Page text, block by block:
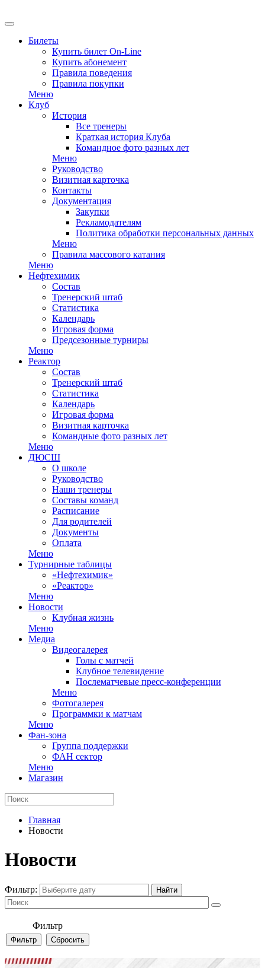
Билеты
Купить билет On-Line
Купить абонемент
Правила поведения
Правила покупки
Меню
Клуб
История
Все тренеры
Краткая история Клуба
Командное фото разных лет
Меню
Руководство
Визитная карточка
Контакты
Документация
Закупки
Рекламодателям
Политика обработки персональных данных
Меню
Правила массового катания
Меню
Нефтехимик
Состав
Тренерский штаб
Статистика
Календарь
Игровая форма
Предсезонные турниры
Меню
Реактор
Состав
Тренерский штаб
Статистика
Календарь
Игровая форма
Визитная карточка
Командные фото разных лет
Меню
ДЮСШ
О школе
Руководство
Наши тренеры
Составы команд
Расписание
Для родителей
Документы
Оплата
Меню
Турнирные таблицы
«Нефтехимик»
«Реактор»
Меню
Новости
Клубная жизнь
Меню
Медиа
Видеогалерея
Голы с матчей
Клубное телевидение
Послематчевые пресс-конференции
Меню
Фотогалерея
Программки к матчам
Меню
Фан-зона
Группа поддержки
ФАН сектор
Меню
Магазин
Главная
Новости
Новости
Фильтр:
Фильтр